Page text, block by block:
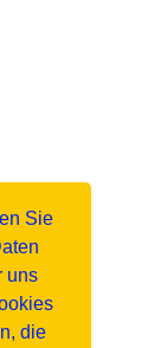
Sie
uns
die